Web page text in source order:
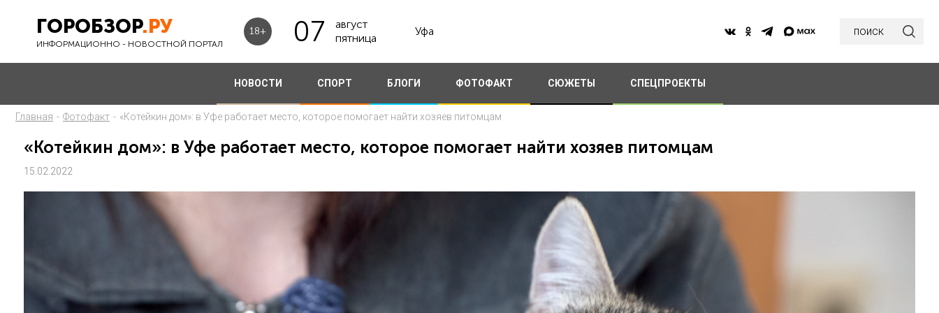
ГОРОБЗОР.РУ
ИНФОРМАЦИОННО - НОВОСТНОЙ ПОРТАЛ
18+ 07
август
пятница
Уфа поиск
НОВОСТИ СПОРТ БЛОГИ ФОТОФАКТ СЮЖЕТЫ СПЕЦПРОЕКТЫ
Главная - Фотофакт - «Котейкин дом»: в Уфе работает место, которое помогает найти хозяев питомцам
«Котейкин дом»: в Уфе работает место, которое помогает найти хозяев питомцам
15.02.2022